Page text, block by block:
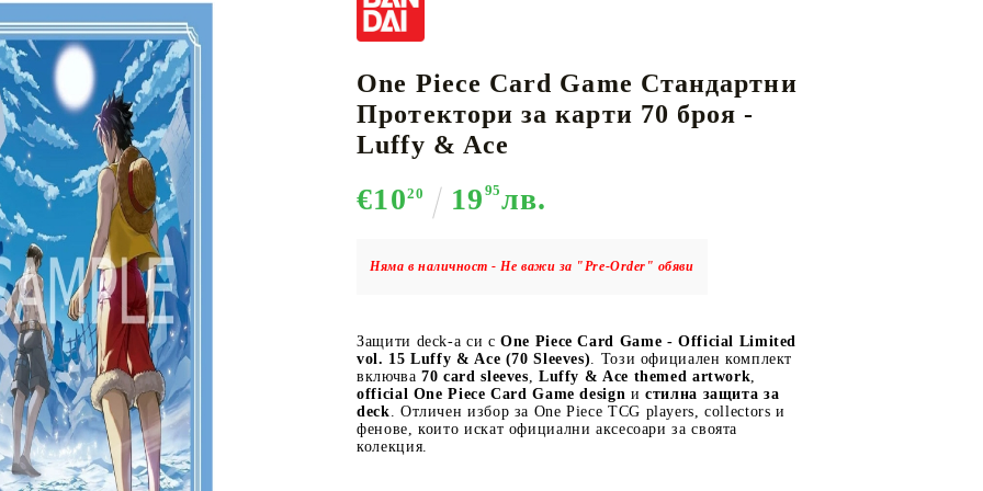
CARD GAME
RIFTBOUND: LEAGUE OF LEGENDS
АКСЕСОАРИ ЗА КАРТОВИ
ИГРИ
Кутии за съхранение
Протектори за карти
Подложки/Матове
Класьори за карти
НАСИПНИ КАРТИ GUNDAM CARD GAME
К-ПОП ДРУГИ
One Piece Card Game Стандартни
Протектори за карти 70 броя -
Luffy & Ace
€1020 19 95лв.
Няма в наличност - Не важи за "Pre-Order" обяви
Защити deck-а си сOne Piece Card Game - Official Limited
vol. 15 Luffy & Ace (70 Sleeves). Този официален комплект
включва70 card sleeves, Luffy & Ace themed artwork,
official One Piece Card Game design истилна защита за
deck. Отличен избор за One Piece TCG players, collectors и
фенове, които искат официални аксесоари за своята
колекция.